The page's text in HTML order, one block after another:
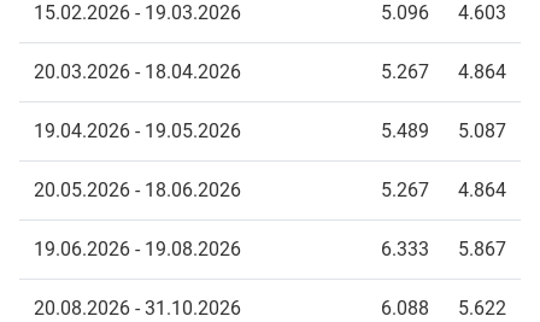
15.02.2026 - 19.03.2026 5.096 4.603
20.03.2026 - 18.04.2026 5.267 4.864
19.04.2026 - 19.05.2026 5.489 5.087
20.05.2026 - 18.06.2026 5.267 4.864
19.06.2026 - 19.08.2026 6.333 5.867
20.08.2026 - 31.10.2026 6.088 5.622